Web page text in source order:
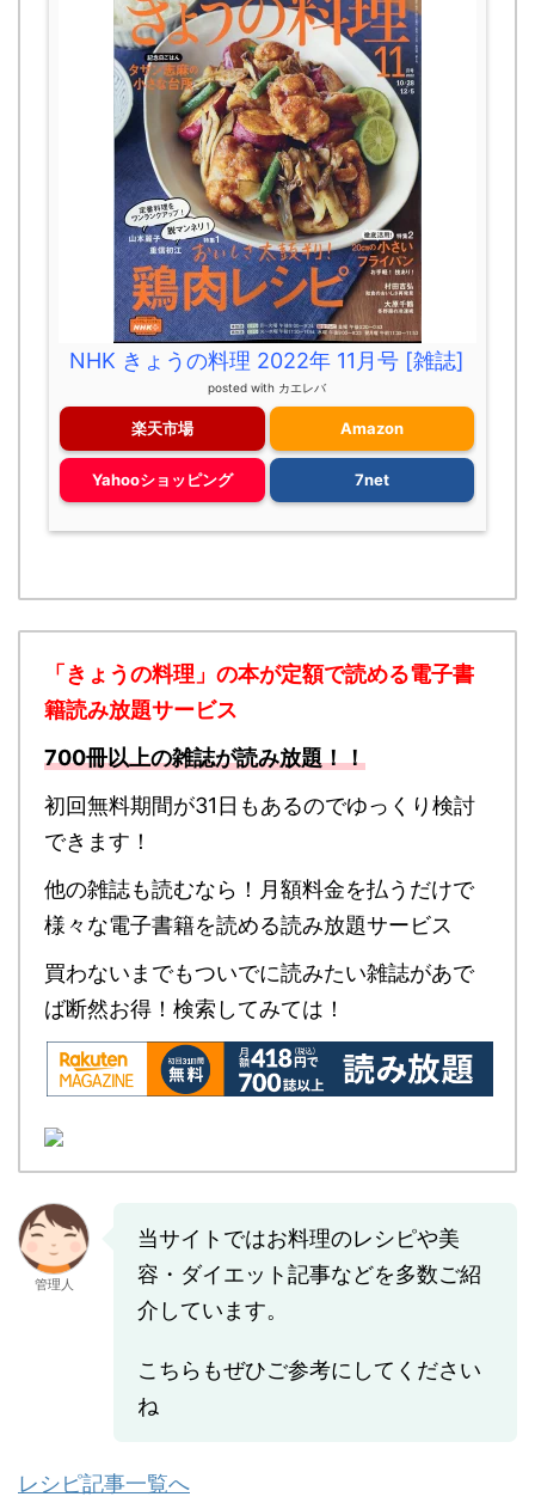
NHK きょうの料理 2022年 11月号 [雑誌]
posted with カエレバ
楽天市場 Amazon
Yahooショッピング 7net
「きょうの料理」の本が定額で読める電子書
籍読み放題サービス
700冊以上の雑誌が読み放題！！
初回無料期間が31日もあるのでゆっくり検討
できます！
他の雑誌も読むなら！月額料金を払うだけで
様々な電子書籍を読める読み放題サービス
買わないまでもついでに読みたい雑誌があで
ば断然お得！検索してみては！
管理人
当サイトではお料理のレシピや美
容・ダイエット記事などを多数ご紹
介しています。
こちらもぜひご参考にしてください
ね
レシピ記事一覧へ